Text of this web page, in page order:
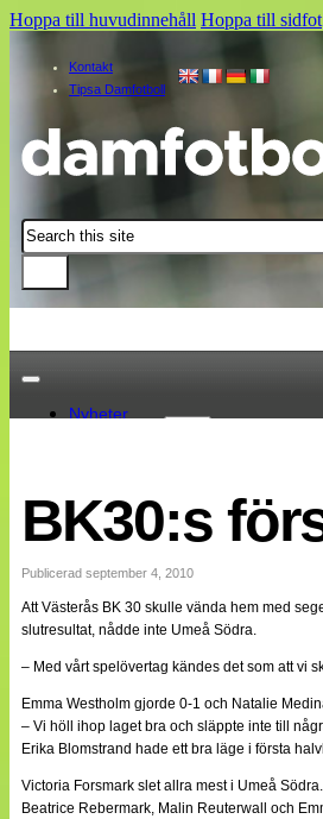
Hoppa till huvudinnehåll Hoppa till sidfot
Kontakt
Tipsa Damfotboll
Sök
Nyheter
Landslaget
EM 2013
Internationellt
Bildreportage
Bloggar
Lagen
Webb-TV
Cuper
Medlemsbilder
Till klubbkassan
NÄTverket
Om oss
BK30:s
Publicerad september 4, 2010
Att Västerås BK 30 skulle vända hem med
slutresultat, nådde inte Umeå Södra.
– Med vårt spelövertag kändes det som att vi
Emma Westholm gjorde 0-1 och Natalie
– Vi höll ihop laget bra och släppte inte till
Erika Blomstrand hade ett bra läge i första
Victoria Forsmark slet allra mest i Umeå
Beatrice Rebermark, Malin Reuterwall och